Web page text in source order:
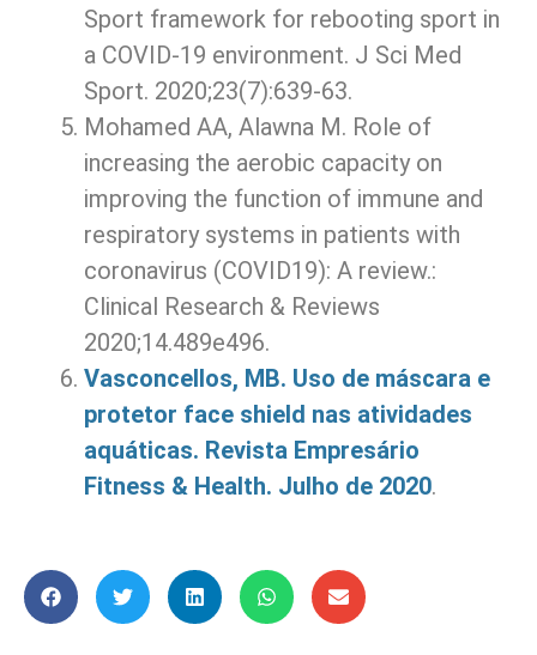
Sport framework for rebooting sport in
a COVID-19 environment. J Sci Med
Sport. 2020;23(7):639-63.
Mohamed AA, Alawna M. Role of
increasing the aerobic capacity on
improving the function of immune and
respiratory systems in patients with
coronavirus (COVID19): A review.:
Clinical Research & Reviews
2020;14.489e496.
Vasconcellos, MB. Uso de máscara e
protetor face shield nas atividades
aquáticas. Revista Empresário
Fitness & Health. Julho de 2020.